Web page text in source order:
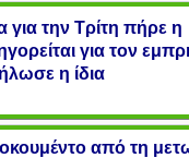
για την Τρίτη πήρε η
για τον
η ίδια
από τη